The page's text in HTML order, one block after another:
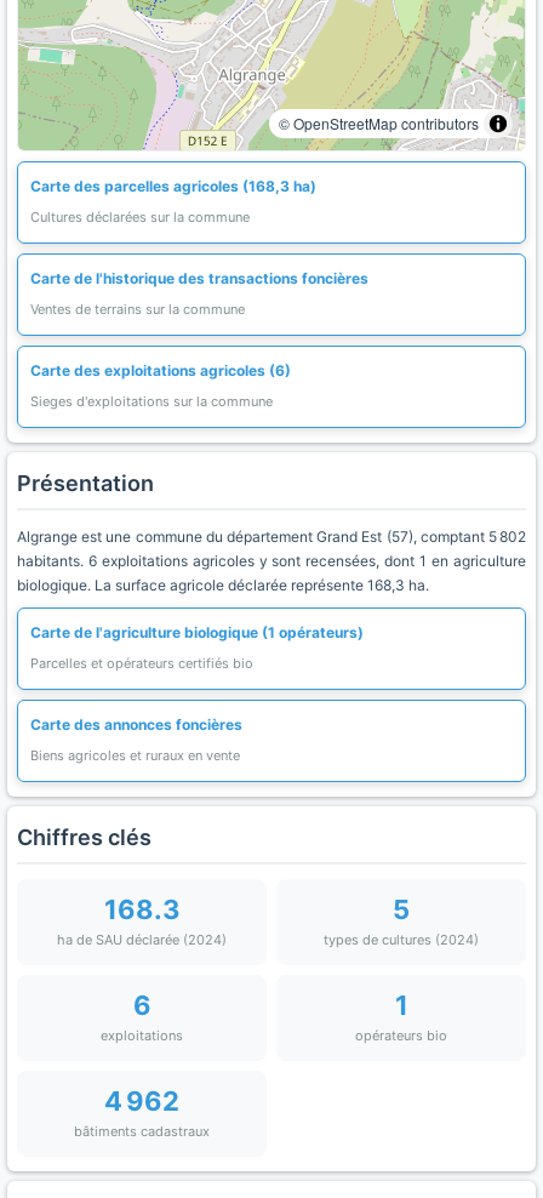
© OpenStreetMap contributors
Carte des parcelles agricoles (168,3 ha)
Cultures déclarées sur la commune
Carte de l'historique des transactions foncières
Ventes de terrains sur la commune
Carte des exploitations agricoles (6)
Sieges d'exploitations sur la commune
Présentation
Algrange est une commune du département Grand Est (57), comptant 5 802
habitants. 6 exploitations agricoles y sont recensées, dont 1 en agriculture
biologique. La surface agricole déclarée représente 168,3 ha.
Carte de l'agriculture biologique (1 opérateurs)
Parcelles et opérateurs certifiés bio
Carte des annonces foncières
Biens agricoles et ruraux en vente
Chiffres clés
168.3
ha de SAU déclarée (2024)
5
types de cultures (2024)
6
exploitations
1
opérateurs bio
4 962
bâtiments cadastraux